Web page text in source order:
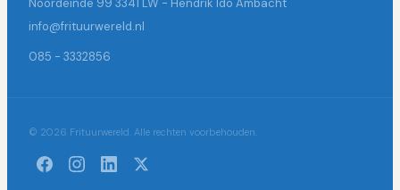
Noordeinde 99 3341 LW - Hendrik Ido Ambacht
info@frituurwereld.nl
085 - 3332856
© 2026 Frituurwereld. Alle rechten voorbehouden.